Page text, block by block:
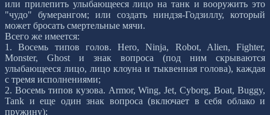
или прилепить улыбающееся лицо на танк и вооружить это
"чудо" бумерангом; или создать ниндзя-Годзиллу, который
может бросать смертельные мячи.
Всего же имеется:
1. Восемь типов голов. Hero, Ninja, Robot, Alien, Fighter,
Monster, Ghost и знак вопроса (под ним скрываются
улыбающееся лицо, лицо клоуна и тыквенная голова), каждая
с тремя исполнениями;
2. Восемь типов кузова. Armor, Wing, Jet, Cyborg, Boat, Buggy,
Tank и еще один знак вопроса (включает в себя облако и
пружину);